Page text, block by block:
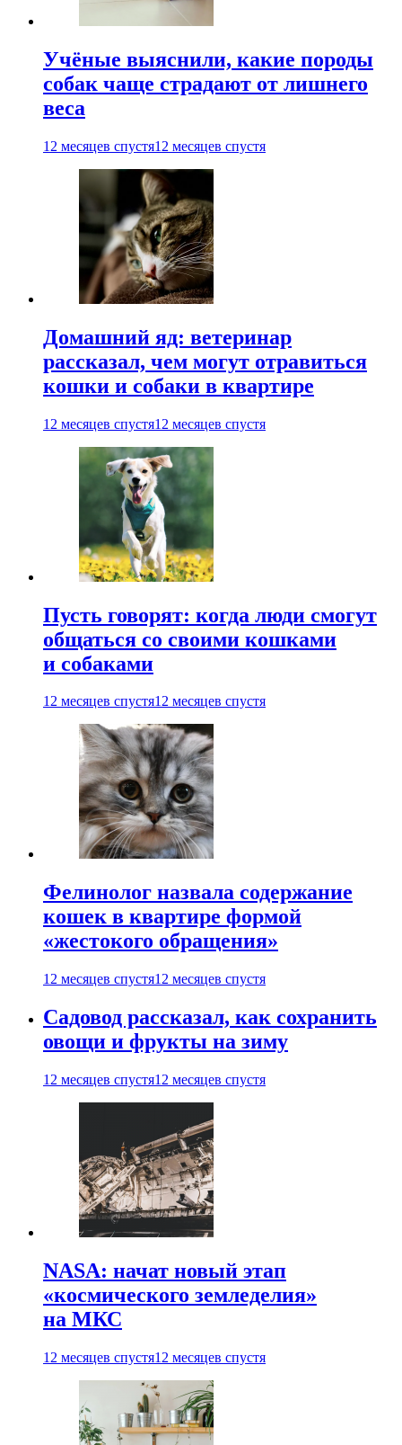
Учёные выяснили, какие породы
собак чаще страдают от лишнего
веса
12 месяцев спустя12 месяцев спустя
Домашний яд: ветеринар
рассказал, чем могут отравиться
кошки и собаки в квартире
12 месяцев спустя12 месяцев спустя
Пусть говорят: когда люди смогут
общаться со своими кошками
и собаками
12 месяцев спустя12 месяцев спустя
Фелинолог назвала содержание
кошек в квартире формой
«жестокого обращения»
12 месяцев спустя12 месяцев спустя
Садовод рассказал, как сохранить
овощи и фрукты на зиму
12 месяцев спустя12 месяцев спустя
NASA: начат новый этап
«космического земледелия»
на МКС
12 месяцев спустя12 месяцев спустя